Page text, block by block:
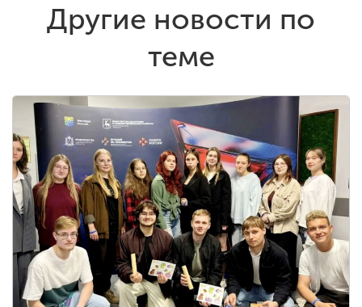
Другие новости по
теме